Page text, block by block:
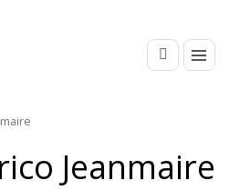
Jeanmaire